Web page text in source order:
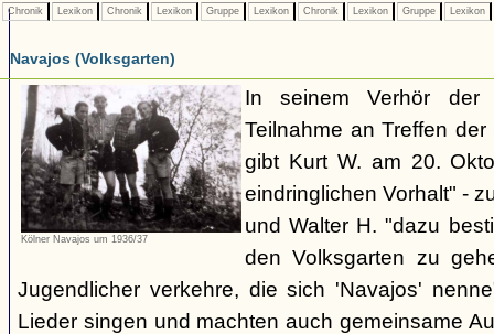
Chronik Lexikon Chronik Lexikon Gruppe Lexikon Chronik Lexikon Gruppe Lexikon
Navajos (Volksgarten)
Kölner Navajos um 1936/37
In seinem Verhör der
Teilnahme an Treffen
gibt Kurt W. am 20.
eindringlichen Vorhalt" -
und Walter H. "dazu
den Volksgarten zu
Jugendlicher verkehre, die sich 'Navajos'
Lieder singen und machten auch gemeinsame